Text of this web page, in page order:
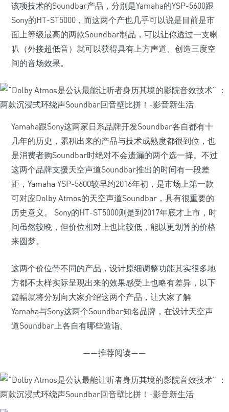
该项技术的Soundbar产品，分别是Yamaha的YSP-5600跟
Sony的HT-ST5000，而这两个产也几乎可以说是目前是市
面上等级最高的两款Soundbar制品，可以让你透过一支喇
叭（外接超低音）就可以获得具有上方声道、创造三度空
间的音场效果。
Yamaha跟Sony这两家日系品牌开发Soundbar各自都有十
几年的历史，累积出来的产品与技术成熟度都很到位，也
是消费者购Soundbar时绝对不会遗漏的两个选一择。不过
这两个品牌支援天空声道Soundbar推出的时间有一段差
距，Yamaha YSP-5600较早约2016年初，是市场上第一款
可对应Dolby Atmos的天空声道Soundbar，具有很重要的
历史意义。 Sony的HT-ST5000则是到2017年底才上市，时
间虽然较晚，但价位相对上也比较低，能以更划算的价格
来圆梦。
这两个价位带不同的产品，设计原细调整功能其实很多地
方都不太样实际呈现出来的效果感受上也略有差异，以下
篇幅就将分别向大家介绍这两个产品，让大家了解
Yamaha与Sony这两个Soundbar知名品牌，在设计天空声
道Soundbar上各自有哪些造诣。
——推荐阅读——